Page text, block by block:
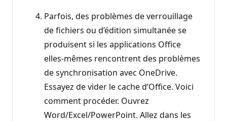
Parfois, des problèmes de verrouillage
de fichiers ou d’édition simultanée se
produisent si les applications Office
elles-mêmes rencontrent des problèmes
de synchronisation avec OneDrive.
Essayez de vider le cache d’Office. Voici
comment procéder. Ouvrez
Word/Excel/PowerPoint. Allez dans les